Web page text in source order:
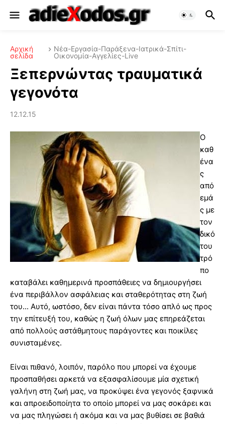
Αρχική
σελίδα
Νέα-Εργασία-Παράξενα-Ιατρικά-Σπίτι-
Οικονομία-Αγγελίες-Live
Ξεπερνώντας τραυματικά
γεγονότα
12.12.15
Ο
καθ
ένα
ς
από
εμά
ς με
τον
δικό
του
τρό
πο
καταβάλει καθημερινά προσπάθειες να δημιουργήσει
ένα περιβάλλον ασφάλειας και σταθερότητας στη ζωή
του... Αυτό, ωστόσο, δεν είναι πάντα τόσο απλό ως προς
την επίτευξή του, καθώς η ζωή όλων μας επηρεάζεται
από πολλούς αστάθμητους παράγοντες και ποικίλες
συνισταμένες.
Είναι πιθανό, λοιπόν, παρόλο που μπορεί να έχουμε
προσπαθήσει αρκετά να εξασφαλίσουμε μία σχετική
γαλήνη στη ζωή μας, να προκύψει ένα γεγονός ξαφνικά
και απροειδοποίητα το οποίο μπορεί να μας σοκάρει και
να μας πληγώσει ή ακόμα και να μας βυθίσει σε βαθιά